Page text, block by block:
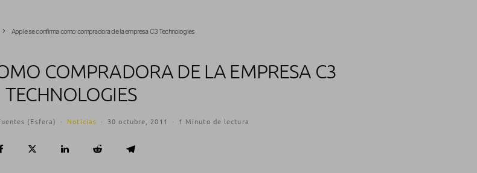
Apple se confirma como compradora de la empresa C3 Technologies
COMPRADORA DE LA EMPRESA C3
TECHNOLOGIES
(Esfera) · Noticias · 30 octubre, 2011 · 1 Minuto de lectura